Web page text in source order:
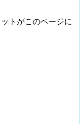
トがこのページに